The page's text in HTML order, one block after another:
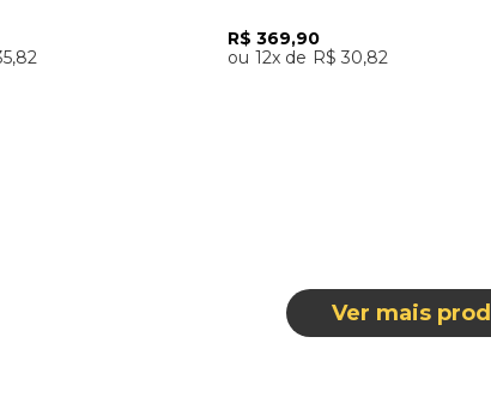
,82
Highlights (2LP) - Importado
R$ 369,90
12
R$ 30,82